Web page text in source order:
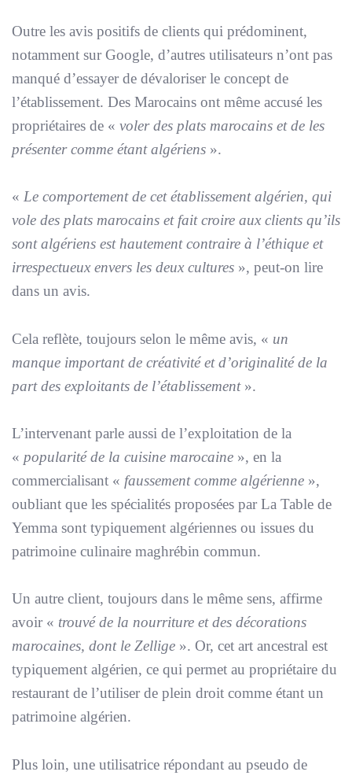
Outre les avis positifs de clients qui prédominent,
notamment sur Google, d’autres utilisateurs n’ont pas
manqué d’essayer de dévaloriser le concept de
l’établissement. Des Marocains ont même accusé les
propriétaires de « voler des plats marocains et de les
présenter comme étant algériens ».
« Le comportement de cet établissement algérien, qui
vole des plats marocains et fait croire aux clients qu’ils
sont algériens est hautement contraire à l’éthique et
irrespectueux envers les deux cultures », peut-on lire
dans un avis.
Cela reflète, toujours selon le même avis, « un
manque important de créativité et d’originalité de la
part des exploitants de l’établissement ».
L’intervenant parle aussi de l’exploitation de la
« popularité de la cuisine marocaine », en la
commercialisant « faussement comme algérienne »,
oubliant que les spécialités proposées par La Table de
Yemma sont typiquement algériennes ou issues du
patrimoine culinaire maghrébin commun.
Un autre client, toujours dans le même sens, affirme
avoir « trouvé de la nourriture et des décorations
marocaines, dont le Zellige ». Or, cet art ancestral est
typiquement algérien, ce qui permet au propriétaire du
restaurant de l’utiliser de plein droit comme étant un
patrimoine algérien.
Plus loin, une utilisatrice répondant au pseudo de